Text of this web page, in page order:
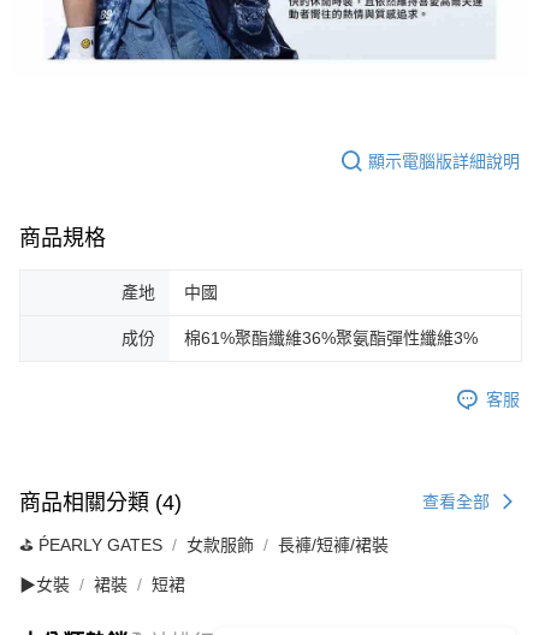
顯示電腦版詳細說明
商品規格
產地 中國
成份 棉61%聚酯纖維36%聚氨酯彈性纖維3%
客服
商品相關分類 (4) 查看全部
⛳️ ṔEARLY GATES 女款服飾 長褲/短褲/裙裝
▶女裝 裙裝 短裙